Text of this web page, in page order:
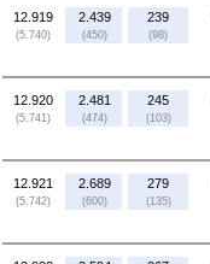
12.919
(5.740)
2.439
(450)
239
(98)
12.920
(5.741)
2.481
(474)
245
(103)
12.921
(5.742)
2.689
(600)
279
(135)